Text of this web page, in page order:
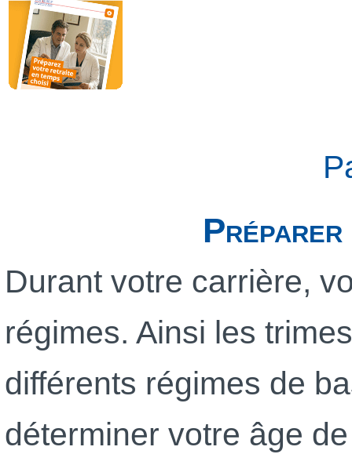
Durant votre carrière,
régimes. Ainsi les
différents régimes de
déterminer votre âge